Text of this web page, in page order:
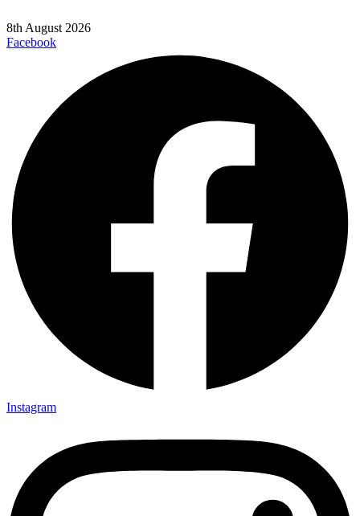
8th August 2026
Facebook
Instagram